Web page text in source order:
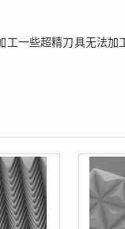
一些超精刀具无法加